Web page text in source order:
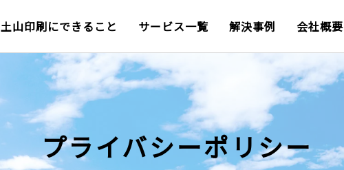
土山印刷にできること サービス一覧 解決事例 会社概要
プライバシーポリシー